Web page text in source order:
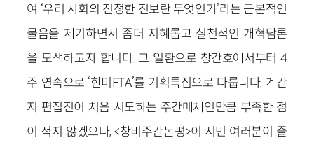
여 ‘우리 사회의 진정한 진보란 무엇인가’라는 근본적인
물음을 제기하면서 좀더 지혜롭고 실천적인 개혁담론
을 모색하고자 합니다. 그 일환으로 창간호에서부터 4
주 연속으로 ‘한미FTA’를 기획특집으로 다룹니다. 계간
지 편집진이 처음 시도하는 주간매체인만큼 부족한 점
이 적지 않겠으나, <창비주간논평>이 시민 여러분이 즐